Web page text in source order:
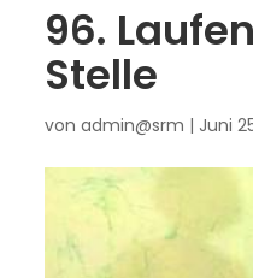
96.
Stelle
vonadmin@srm | Juni